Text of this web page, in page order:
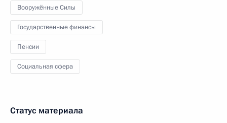
Вооружённые Силы
Государственные финансы
Пенсии
Социальная сфера
Статус материала